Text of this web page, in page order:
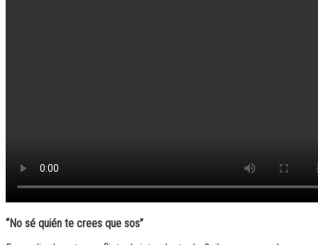
“No sé quién te crees que sos”